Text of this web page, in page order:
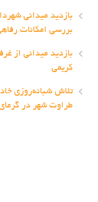
بازدید میدانی
بررسی امکانات
بازدید میدانی از
کریمی
تلاش شبانه‌روزی
طراوت شهر در